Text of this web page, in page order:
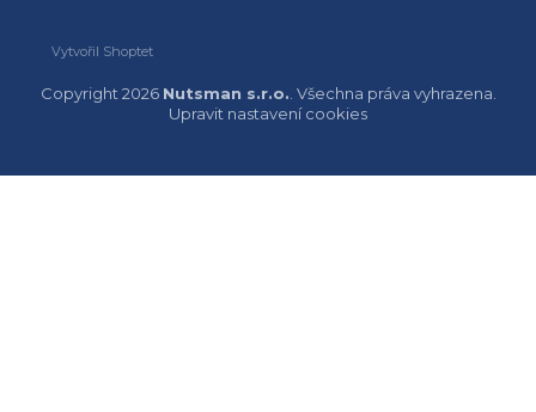
Vytvořil Shoptet
Copyright 2026 Nutsman s.r.o.. Všechna práva vyhrazena.
Upravit nastavení cookies